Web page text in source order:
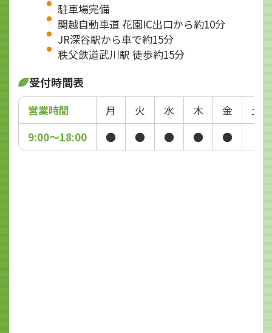
駐車場完備
関越自動車道 花園IC出口から約10分
JR深谷駅から車で約15分
秩父鉄道武川駅 徒歩約15分
受付時間表
営業時間 月 火 水 木 金
土
9:00～18:00
● ● ● ● ●